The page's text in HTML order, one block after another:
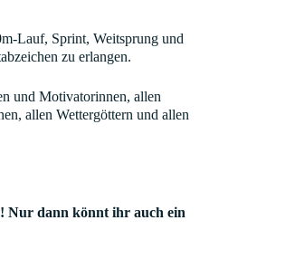
Lauf, Sprint, Weitsprung und
zu erlangen.
und Motivatorinnen, allen
allen Wettergöttern und allen
Nur dann könnt ihr auch ein